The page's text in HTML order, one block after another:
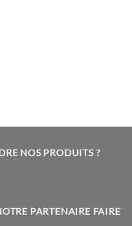
NOS PRODUITS ?
PARTENAIRE FAIRE